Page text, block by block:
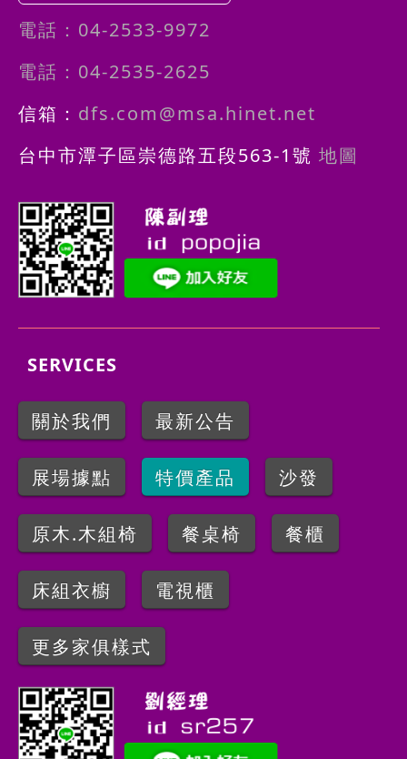
電話：04-2533-9972
電話：04-2535-2625
信箱： dfs.com@msa.hinet.net
台中市潭子區崇德路五段563-1號 地圖
SERVICES
關於我們 最新公告
展場據點 特價產品 沙發
原木.木組椅 餐桌椅 餐櫃
床組衣櫥 電視櫃
更多家俱樣式